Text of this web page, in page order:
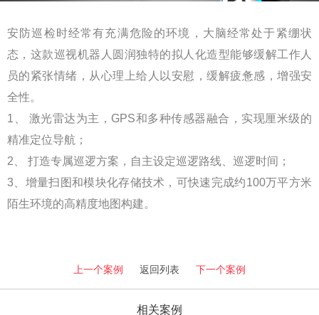
安防巡检时经常有充满危险的环境，大脑经常处于紧绷状
态，这款巡视机器人圆润独特的拟人化造型能够缓解工作人
员的紧张情绪，从心理上给人以安慰，缓解疲惫感，增强安
全性。
1、 激光雷达为主，GPS和多种传感器融合，实现厘米级的
精准定位导航；
2、 打造专属巡逻方案，自主设定巡逻路线、巡逻时间；
3、增量扫图和模块化存储技术，可快速完成约100万平方米
陌生环境的高精度地图构建。
上一个案例 返回列表 下一个案例
相关案例